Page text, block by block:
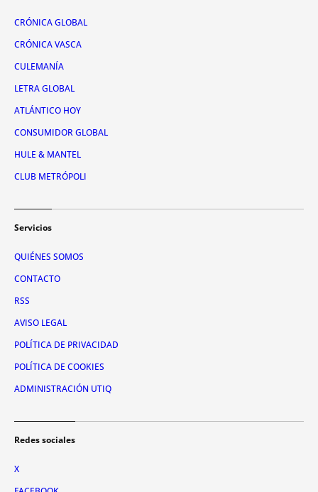
CRÓNICA GLOBAL
CRÓNICA VASCA
CULEMANÍA
LETRA GLOBAL
ATLÁNTICO HOY
CONSUMIDOR GLOBAL
HULE & MANTEL
CLUB METRÓPOLI
Servicios
QUIÉNES SOMOS
CONTACTO
RSS
AVISO LEGAL
POLÍTICA DE PRIVACIDAD
POLÍTICA DE COOKIES
ADMINISTRACIÓN UTIQ
Redes sociales
X